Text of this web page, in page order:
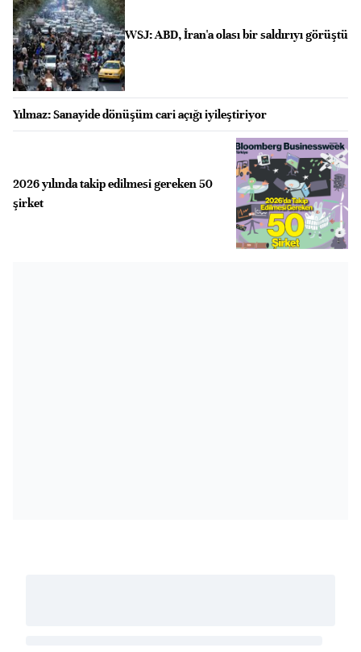
WSJ: ABD, İran'a olası bir saldırıyı görüştü
Yılmaz: Sanayide dönüşüm cari açığı iyileştiriyor
2026 yılında takip edilmesi gereken 50
şirket